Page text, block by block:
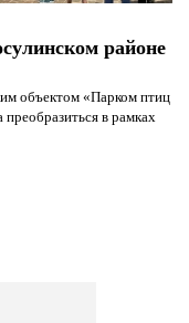
районе
объектом «Парком птиц
в рамках